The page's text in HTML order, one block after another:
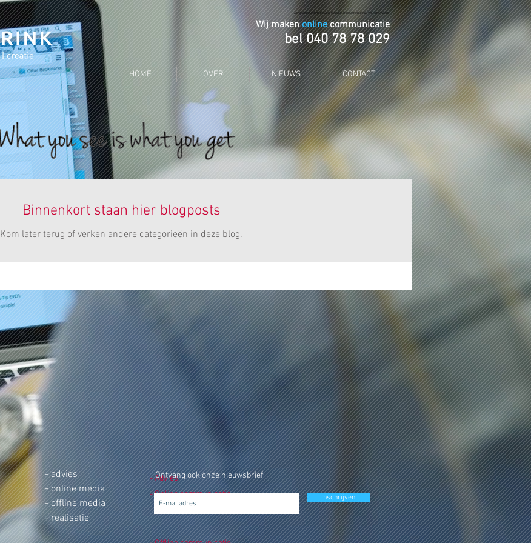
Zengerink Communicatie | Creatie Reclamebureau Valkenswaard
Wij makenonlinecommunicatie
bel 040 78 78 029
HOME OVER NIEUWS CONTACT
Binnenkort staan hier blogposts
Kom later terug of verken andere categorieën in deze blog.
- advies
- online media
- offline media
- realisatie
- Advies
- Online communicatie
Ontvang ook onze nieuwsbrief.
inschrijven